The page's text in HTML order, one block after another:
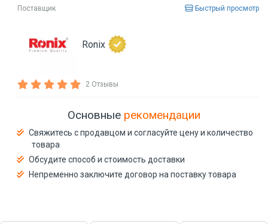
Поставщик Быстрый просмотр
Ronix
2 Отзывы
Основные рекомендации
Свяжитесь с продавцом и согласуйте цену и количество
товара
Обсудите способ и стоимость доставки
Непременно заключите договор на поставку товара